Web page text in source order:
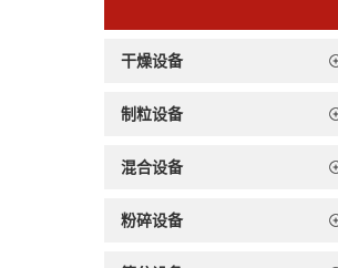
干燥设备
制粒设备
混合设备
粉碎设备